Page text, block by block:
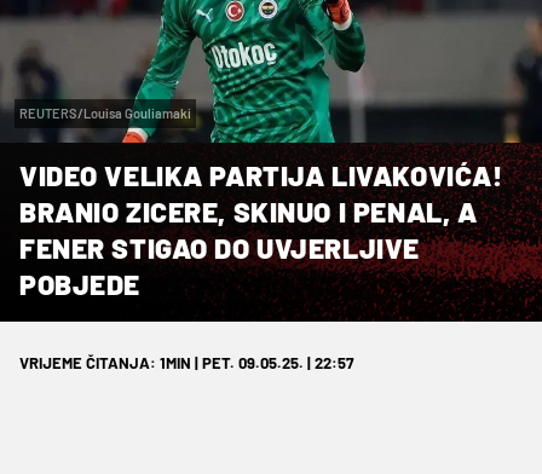
REUTERS/Louisa Gouliamaki
VIDEO VELIKA PARTIJA LIVAKOVIĆA!
BRANIO ZICERE, SKINUO I PENAL, A
FENER STIGAO DO UVJERLJIVE
POBJEDE
VRIJEME ČITANJA: 1MIN | PET. 09.05.25. | 22:57